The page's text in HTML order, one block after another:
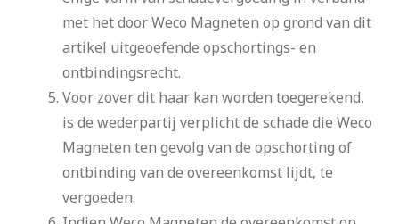
met het door Weco Magneten op grond van dit
artikel uitgeoefende opschortings- en
ontbindingsrecht.
Voor zover dit haar kan worden toegerekend,
is de wederpartij verplicht de schade die Weco
Magneten ten gevolg van de opschorting of
ontbinding van de overeenkomst lijdt, te
vergoeden.